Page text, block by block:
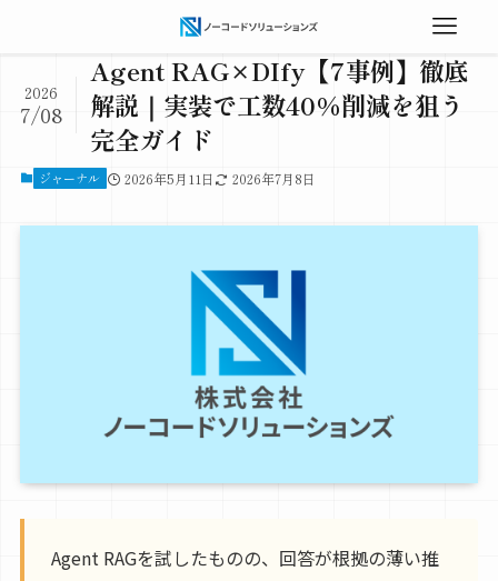
Agent RAG×DIfy【7事例】徹底
解説｜実装で工数40%削減を狙う
完全ガイド
2026
7/08
ジャーナル 2026年5月11日 2026年7月8日
Agent RAGを試したものの、回答が根拠の薄い推